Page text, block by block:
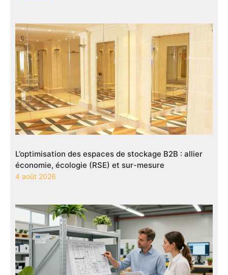
L’optimisation des espaces de stockage B2B : allier
économie, écologie (RSE) et sur-mesure
4 août 2026